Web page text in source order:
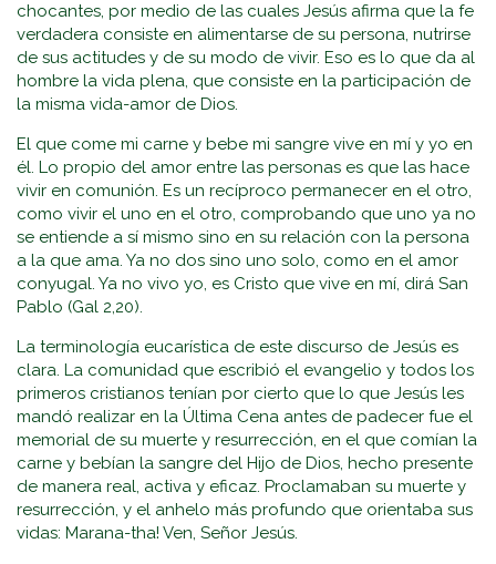
chocantes, por medio de las cuales Jesús afirma que la fe
verdadera consiste en alimentarse de su persona, nutrirse
de sus actitudes y de su modo de vivir. Eso es lo que da al
hombre la vida plena, que consiste en la participación de
la misma vida-amor de Dios.
El que come mi carne y bebe mi sangre vive en mí y yo en
él. Lo propio del amor entre las personas es que las hace
vivir en comunión. Es un recíproco permanecer en el otro,
como vivir el uno en el otro, comprobando que uno ya no
se entiende a sí mismo sino en su relación con la persona
a la que ama. Ya no dos sino uno solo, como en el amor
conyugal. Ya no vivo yo, es Cristo que vive en mí, dirá San
Pablo (Gal 2,20).
La terminología eucarística de este discurso de Jesús es
clara. La comunidad que escribió el evangelio y todos los
primeros cristianos tenían por cierto que lo que Jesús les
mandó realizar en la Última Cena antes de padecer fue el
memorial de su muerte y resurrección, en el que comían la
carne y bebían la sangre del Hijo de Dios, hecho presente
de manera real, activa y eficaz. Proclamaban su muerte y
resurrección, y el anhelo más profundo que orientaba sus
vidas: Marana-tha! Ven, Señor Jesús.